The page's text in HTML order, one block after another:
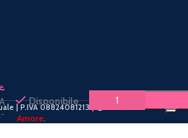
| P.IVA 08824081213 | 2019 CREATO CON
Amore.
Disponibile